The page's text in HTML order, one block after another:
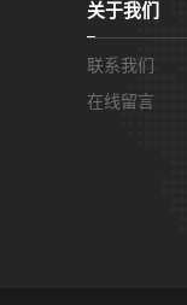
关于我们
联系我们
在线留言